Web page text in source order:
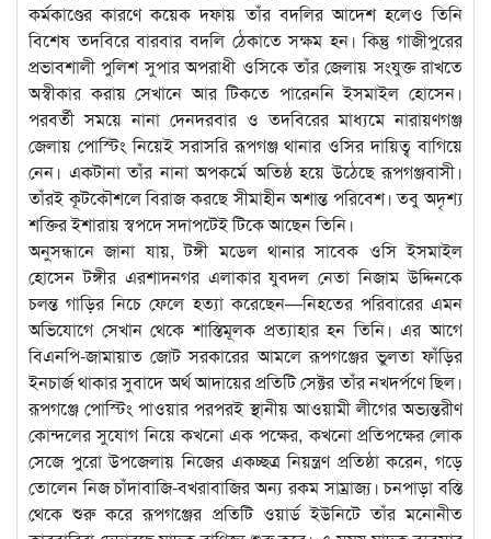
কর্মকাণ্ডের কারণে কয়েক দফায় তাঁর বদলির আদেশ হলেও তিনি
বিশেষ তদবিরে বারবার বদলি ঠেকাতে সক্ষম হন। কিন্তু গাজীপুরের
প্রভাবশালী পুলিশ সুপার অপরাধী ওসিকে তাঁর জেলায় সংযুক্ত রাখতে
অস্বীকার করায় সেখানে আর টিকতে পারেননি ইসমাইল হোসেন।
পরবর্তী সময়ে নানা দেনদরবার ও তদবিরের মাধ্যমে নারায়ণগঞ্জ
জেলায় পোস্টিং নিয়েই সরাসরি রূপগঞ্জ থানার ওসির দায়িত্ব বাগিয়ে
নেন। একটানা তাঁর নানা অপকর্মে অতিষ্ঠ হয়ে উঠেছে রূপগঞ্জবাসী।
তাঁরই কূটকৌশলে বিরাজ করছে সীমাহীন অশান্ত পরিবেশ। তবু অদৃশ্য
শক্তির ইশারায় স্বপদে সদাপটেই টিকে আছেন তিনি।
অনুসন্ধানে জানা যায়, টঙ্গী মডেল থানার সাবেক ওসি ইসমাইল
হোসেন টঙ্গীর এরশাদনগর এলাকার যুবদল নেতা নিজাম উদ্দিনকে
চলন্ত গাড়ির নিচে ফেলে হত্যা করেছেন—নিহতের পরিবারের এমন
অভিযোগে সেখান থেকে শাস্তিমূলক প্রত্যাহার হন তিনি। এর আগে
বিএনপি-জামায়াত জোট সরকারের আমলে রূপগঞ্জের ভুলতা ফাঁড়ির
ইনচার্জ থাকার সুবাদে অর্থ আদায়ের প্রতিটি সেক্টর তাঁর নখদর্পণে ছিল।
রূপগঞ্জে পোস্টিং পাওয়ার পরপরই স্থানীয় আওয়ামী লীগের অভ্যন্তরীণ
কোন্দলের সুযোগ নিয়ে কখনো এক পক্ষের, কখনো প্রতিপক্ষের লোক
সেজে পুরো উপজেলায় নিজের একচ্ছত্র নিয়ন্ত্রণ প্রতিষ্ঠা করেন, গড়ে
তোলেন নিজ চাঁদাবাজি-বখরাবাজির অন্য রকম সাম্রাজ্য। চনপাড়া বস্তি
থেকে শুরু করে রূপগঞ্জের প্রতিটি ওয়ার্ড ইউনিটে তাঁর মনোনীত